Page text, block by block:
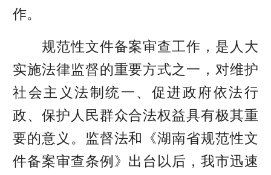
作。
规范性文件备案审查工作，是人大
实施法律监督的重要方式之一，对维护
社会主义法制统一、促进政府依法行
政、保护人民群众合法权益具有极其重
要的意义。监督法和《湖南省规范性文
件备案审查条例》出台以后，我市迅速